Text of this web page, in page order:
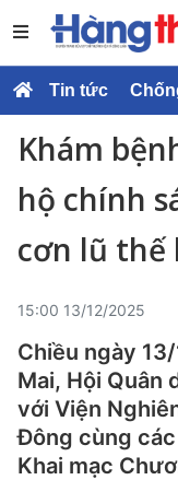
Tin tức
Khám
hộ chính
cơn lũ thế
15:00 13/12/2025
Chiều ngày
Mai, Hội Quân
với Viện
Đông cùng
Khai mạc